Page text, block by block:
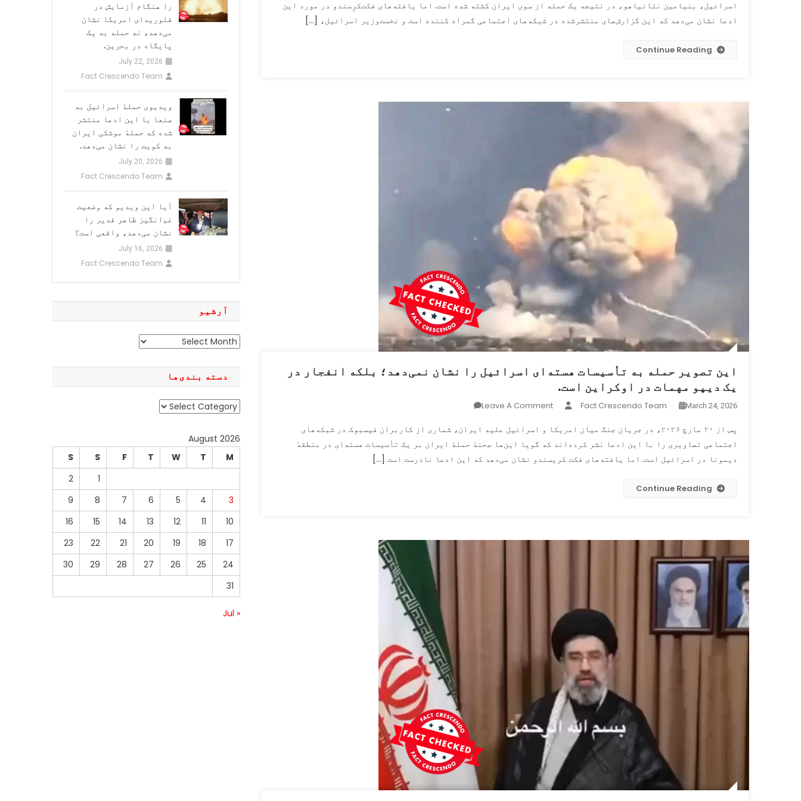
کشته
شدن
اخبار
اسرائیل، بنیامین نتانیاهو، در نتیجه یک حمله از سوی ایران کشته شده است. اما یافته‌های فکت‌کرِسندو در مورد این
ادعا نشان می‌دهد که این گزارش‌های منتشرشده در شبکه‌های اجتماعی گمراه کننده است و نخست‌وزیر اسرائیل، […]
Continue Reading
این تصویر حمله به تأسیسات هسته‌ای اسرائیل را نشان نمی‌دهد؛ بلکه انفجار در
یک دیپو مهمات در اوکراین است.
March 24, 2026
Fact Crescendo Team
Leave A Comment
تصویر
حمله
به
نمی‌دهد؛
اوکراین
پس از ۲۰ مارچ ۲۰۲۶، در جریان جنگ میان امریکا و اسرائیل علیه ایران، شماری از کاربران فیسبوک در شبکه‌های
اجتماعی تصاویری را با این ادعا نشر کرده‌اند که گویا این‌ها صحنهٔ حملهٔ ایران بر یک تأسیسات هسته‌ای در منطقهٔ
دیمونا در اسرائیل است. اما یافته‌های فکت کریسندو نشان می‌دهد که این ادعا نادرست است […]
Continue Reading
را هنگام آزمایش در
فلوریدای امریکا نشان
می‌دهد، نه حمله به یک
پایگاه در بحرین.
July 22, 2026
Fact Crescendo Team
ویدیوی حملهٔ اسرائیل به
صنعا با این ادعا منتشر
شده که حملهٔ موشکی ایران
به کویت را نشان می‌دهد.
July 20, 2026
Fact Crescendo Team
آیا این ویدیو که وضعیت
غم‌انگیز ظاهر قدیر را
نشان می‌دهد، واقعی است؟
July 16, 2026
Fact Crescendo Team
آرشیو
آرشیو
دسته بندی‌ها
دسته
August 2026
M
T
W
T
F
S
S
1
2
3
4
5
6
7
8
9
10
11
12
13
14
15
16
17
18
19
20
21
22
23
24
25
26
27
28
29
30
31
« Jul